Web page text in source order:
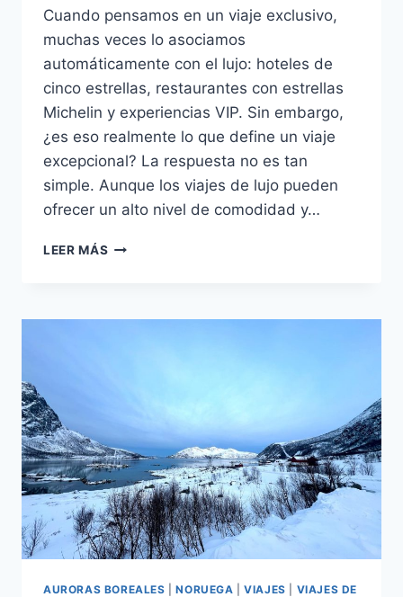
Cuando pensamos en un viaje exclusivo,
muchas veces lo asociamos
automáticamente con el lujo: hoteles de
cinco estrellas, restaurantes con estrellas
Michelin y experiencias VIP. Sin embargo,
¿es eso realmente lo que define un viaje
excepcional? La respuesta no es tan
simple. Aunque los viajes de lujo pueden
ofrecer un alto nivel de comodidad y…
LEER MÁS
AURORAS BOREALES |NORUEGA |VIAJES
VIAJES DE